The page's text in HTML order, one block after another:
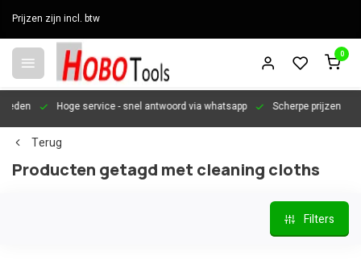
Prijzen zijn incl. btw
0
Hoge service- snel antwoord via whatsapp Scherpe prijzen
Terug
Producten getagd met cleaning cloths
Filters